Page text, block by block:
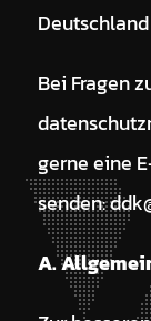
Deutschland
Bei Fragen
gerne eine
senden:
A.